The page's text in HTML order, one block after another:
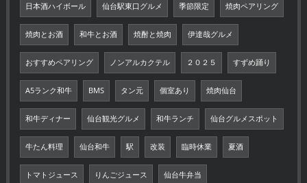
日本酒ハイボール 仙台駅東口グルメ 季節限定 焼肉ペアリング
焼肉とお酒 和牛とお酒 焼酎と焼肉 伊達哉グルメ
おすすめペアリング ノンアルカクテル ２０２５ すずめ踊り
A5ランク和牛 BMS タン元 個室あり 焼肉仙台
和牛ディナー 仙台観光グルメ 和牛ランチ 仙台グルメスポット
牛たん料理 仙台和牛 駅 改装 臨時休業 夏酒
トマトジュース りんごジュース 仙台牛弁当